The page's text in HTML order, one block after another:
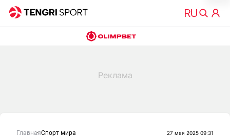
ГлавнаяСпорт мира 27 мая 2025 09:31